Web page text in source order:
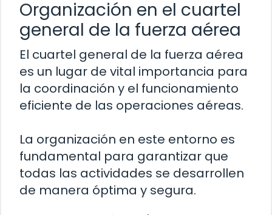
Organización en el cuartel
general de la fuerza aérea
El cuartel general de la fuerza aérea
es un lugar de vital importancia para
la coordinación y el funcionamiento
eficiente de las operaciones aéreas.
La organización en este entorno es
fundamental para garantizar que
todas las actividades se desarrollen
de manera óptima y segura.